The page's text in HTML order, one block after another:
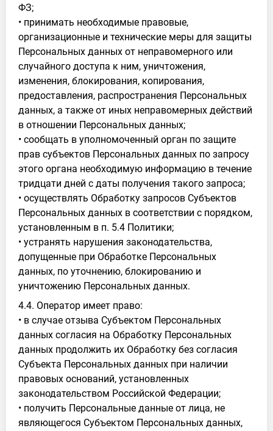
ФЗ;
• принимать необходимые правовые,
организационные и технические меры для защиты
Персональных данных от неправомерного или
случайного доступа к ним, уничтожения,
изменения, блокирования, копирования,
предоставления, распространения Персональных
данных, а также от иных неправомерных действий
в отношении Персональных данных;
• сообщать в уполномоченный орган по защите
прав субъектов Персональных данных по запросу
этого органа необходимую информацию в течение
тридцати дней с даты получения такого запроса;
• осуществлять Обработку запросов Субъектов
Персональных данных в соответствии с порядком,
установленным в п. 5.4 Политики;
• устранять нарушения законодательства,
допущенные при Обработке Персональных
данных, по уточнению, блокированию и
уничтожению Персональных данных.
4.4. Оператор имеет право:
• в случае отзыва Субъектом Персональных
данных согласия на Обработку Персональных
данных продолжить их Обработку без согласия
Субъекта Персональных данных при наличии
правовых оснований, установленных
законодательством Российской Федерации;
• получить Персональные данные от лица, не
являющегося Субъектом Персональных данных,